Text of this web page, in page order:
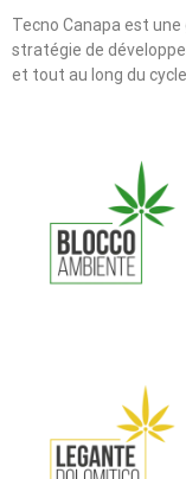
Tecno Canapa est
stratégie de
et tout au long du